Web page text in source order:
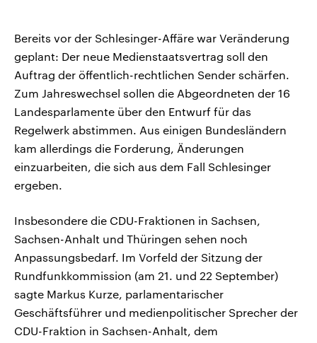
Bereits vor der Schlesinger-Affäre war Veränderung
geplant: Der neue Medienstaatsvertrag soll den
Auftrag der öffentlich-rechtlichen Sender schärfen.
Zum Jahreswechsel sollen die Abgeordneten der 16
Landesparlamente über den Entwurf für das
Regelwerk abstimmen. Aus einigen Bundesländern
kam allerdings die Forderung, Änderungen
einzuarbeiten, die sich aus dem Fall Schlesinger
ergeben.
Insbesondere die CDU-Fraktionen in Sachsen,
Sachsen-Anhalt und Thüringen sehen noch
Anpassungsbedarf. Im Vorfeld der Sitzung der
Rundfunkkommission (am 21. und 22 September)
sagte Markus Kurze, parlamentarischer
Geschäftsführer und medienpolitischer Sprecher der
CDU-Fraktion in Sachsen-Anhalt, dem